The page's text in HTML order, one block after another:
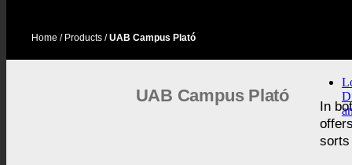
Home / Products /UAB Campus Plató
UAB Campus Plató
In